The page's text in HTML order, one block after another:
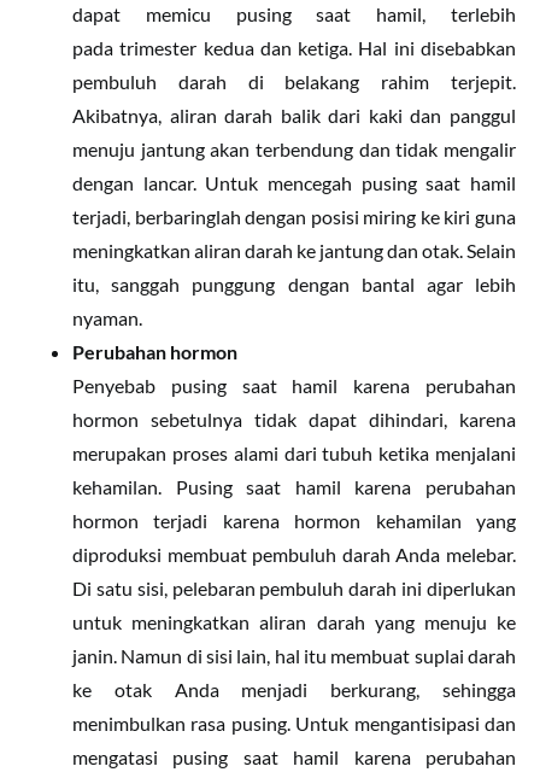
dapat memicu pusing saat hamil, terlebih
pada trimester kedua dan ketiga. Hal ini disebabkan
pembuluh darah di belakang rahim terjepit.
Akibatnya, aliran darah balik dari kaki dan panggul
menuju jantung akan terbendung dan tidak mengalir
dengan lancar. Untuk mencegah pusing saat hamil
terjadi, berbaringlah dengan posisi miring ke kiri guna
meningkatkan aliran darah ke jantung dan otak. Selain
itu, sanggah punggung dengan bantal agar lebih
nyaman.
Perubahan hormon
Penyebab pusing saat hamil karena perubahan
hormon sebetulnya tidak dapat dihindari, karena
merupakan proses alami dari tubuh ketika menjalani
kehamilan. Pusing saat hamil karena perubahan
hormon terjadi karena hormon kehamilan yang
diproduksi membuat pembuluh darah Anda melebar.
Di satu sisi, pelebaran pembuluh darah ini diperlukan
untuk meningkatkan aliran darah yang menuju ke
janin. Namun di sisi lain, hal itu membuat suplai darah
ke otak Anda menjadi berkurang, sehingga
menimbulkan rasa pusing. Untuk mengantisipasi dan
mengatasi pusing saat hamil karena perubahan